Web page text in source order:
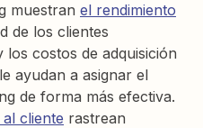
muestran el rendimiento
de los clientes
costos de adquisición
ayudan a asignar el
de forma más efectiva.
cliente rastrean